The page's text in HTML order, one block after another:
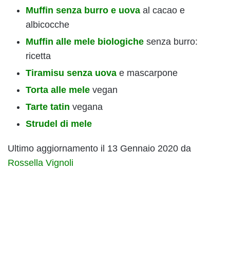
Muffin senza burro e uova al cacao e
albicocche
Muffin alle mele biologiche senza burro:
ricetta
Tiramisu senza uova e mascarpone
Torta alle mele vegan
Tarte tatin vegana
Strudel di mele
Ultimo aggiornamento il 13 Gennaio 2020 da
Rossella Vignoli